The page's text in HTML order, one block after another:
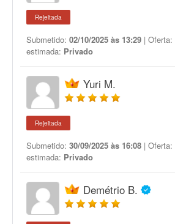
Rejeitada
Submetido: 02/10/2025 às 13:29 | Oferta:
estimada: Privado
Yuri M.
Rejeitada
Submetido: 30/09/2025 às 16:08 | Oferta:
estimada: Privado
Demétrio B.